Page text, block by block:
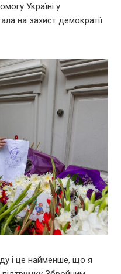
Україні у
на захист демократії
і це найменше, що я